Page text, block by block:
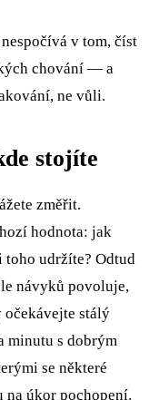
v tom, číst
chování — a
ne vůli.
stojíte
změřit.
hodnota: jak
toho udržíte? Odtud
návyků povoluje,
očekávejte stálý
minutu s dobrým
se některé
na úkor pochopení.